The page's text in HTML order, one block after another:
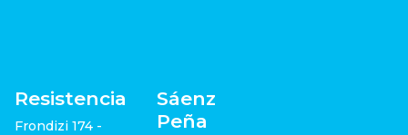
Resistencia
Frondizi 174 -
Sáenz
Peña